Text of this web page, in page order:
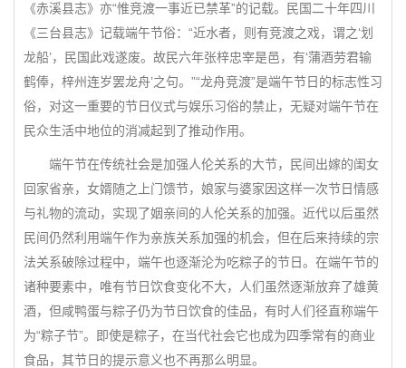
《赤溪县志》亦“惟竞渡一事近已禁革”的记载。民国二十年四川
《三台县志》记载端午节俗：“近水者，则有竞渡之戏，谓之‘划
龙船’，民国此戏遂废。故民六年张梓忠宰是邑，有‘蒲酒劳君输
鹤俸，梓州连岁罢龙舟’之句。”“龙舟竞渡”是端午节日的标志性习
俗，对这一重要的节日仪式与娱乐习俗的禁止，无疑对端午节在
民众生活中地位的消减起到了推动作用。
端午节在传统社会是加强人伦关系的大节，民间出嫁的闺女
回家省亲，女婿随之上门馈节，娘家与婆家因这样一次节日情感
与礼物的流动，实现了姻亲间的人伦关系的加强。近代以后虽然
民间仍然利用端午作为亲族关系加强的机会，但在后来持续的宗
法关系破除过程中，端午也逐渐沦为吃粽子的节日。在端午节的
诸种要素中，唯有节日饮食变化不大，人们虽然逐渐放弃了雄黄
酒，但咸鸭蛋与粽子仍为节日饮食的佳品，有时人们径直称端午
为“粽子节”。即使是粽子，在当代社会它也成为四季常有的商业
食品，其节日的提示意义也不再那么明显。